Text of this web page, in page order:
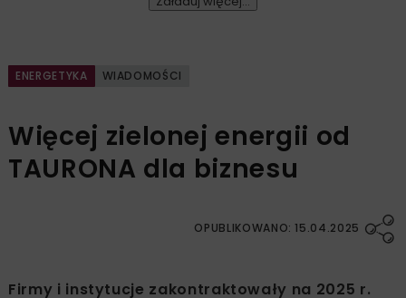
ENERGETYKA WIADOMOŚCI
Więcej zielonej energii od
TAURONA dla biznesu
OPUBLIKOWANO: 15.04.2025
Firmy i instytucje zakontraktowały na 2025 r.